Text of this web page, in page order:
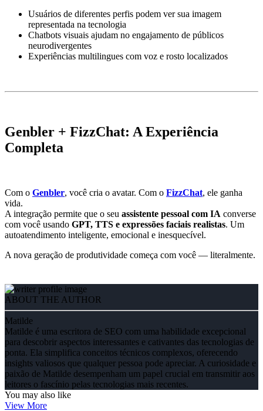
Usuários de diferentes perfis podem ver sua imagem
representada na tecnologia
Chatbots visuais ajudam no engajamento de públicos
neurodivergentes
Experiências multilingues com voz e rosto localizados
Genbler + FizzChat: A Experiência
Completa
Com o Genbler, você cria o avatar. Com o FizzChat, ele ganha
vida.
A integração permite que o seu assistente pessoal com IA converse
com você usando GPT, TTS e expressões faciais realistas. Um
autoatendimento inteligente, emocional e inesquecível.
A nova geração de produtividade começa com você — literalmente.
ABOUT THE AUTHOR
Matilde
Matilde é uma escritora de SEO com uma habilidade excepcional
para descobrir aspectos interessantes e cativantes das tecnologias de
ponta. Ela simplifica conceitos técnicos complexos, oferecendo
insights valiosos que qualquer pessoa pode apreciar. A curiosidade e
paixão de Matilde desempenham um papel crucial em transmitir aos
leitores o fascínio pelas tecnologias mais recentes.
You may also like
View More